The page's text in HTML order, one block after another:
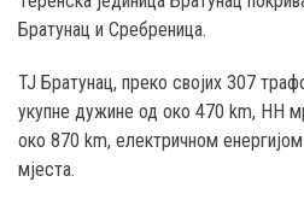
Братунац и Сребреница.
ТЈ Братунац, преко својих 307
укупне дужине од око 470 km, НН
око 870 km, електричном
мјеста.